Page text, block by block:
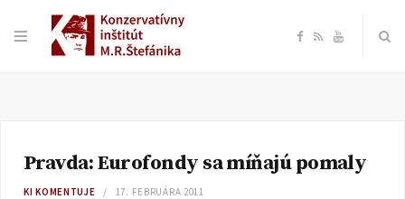
F
e
R Y
T
Pravda: Eurofondy sa míňajú pomaly
KI KOMENTUJE 17. FEBRUÁRA 2011